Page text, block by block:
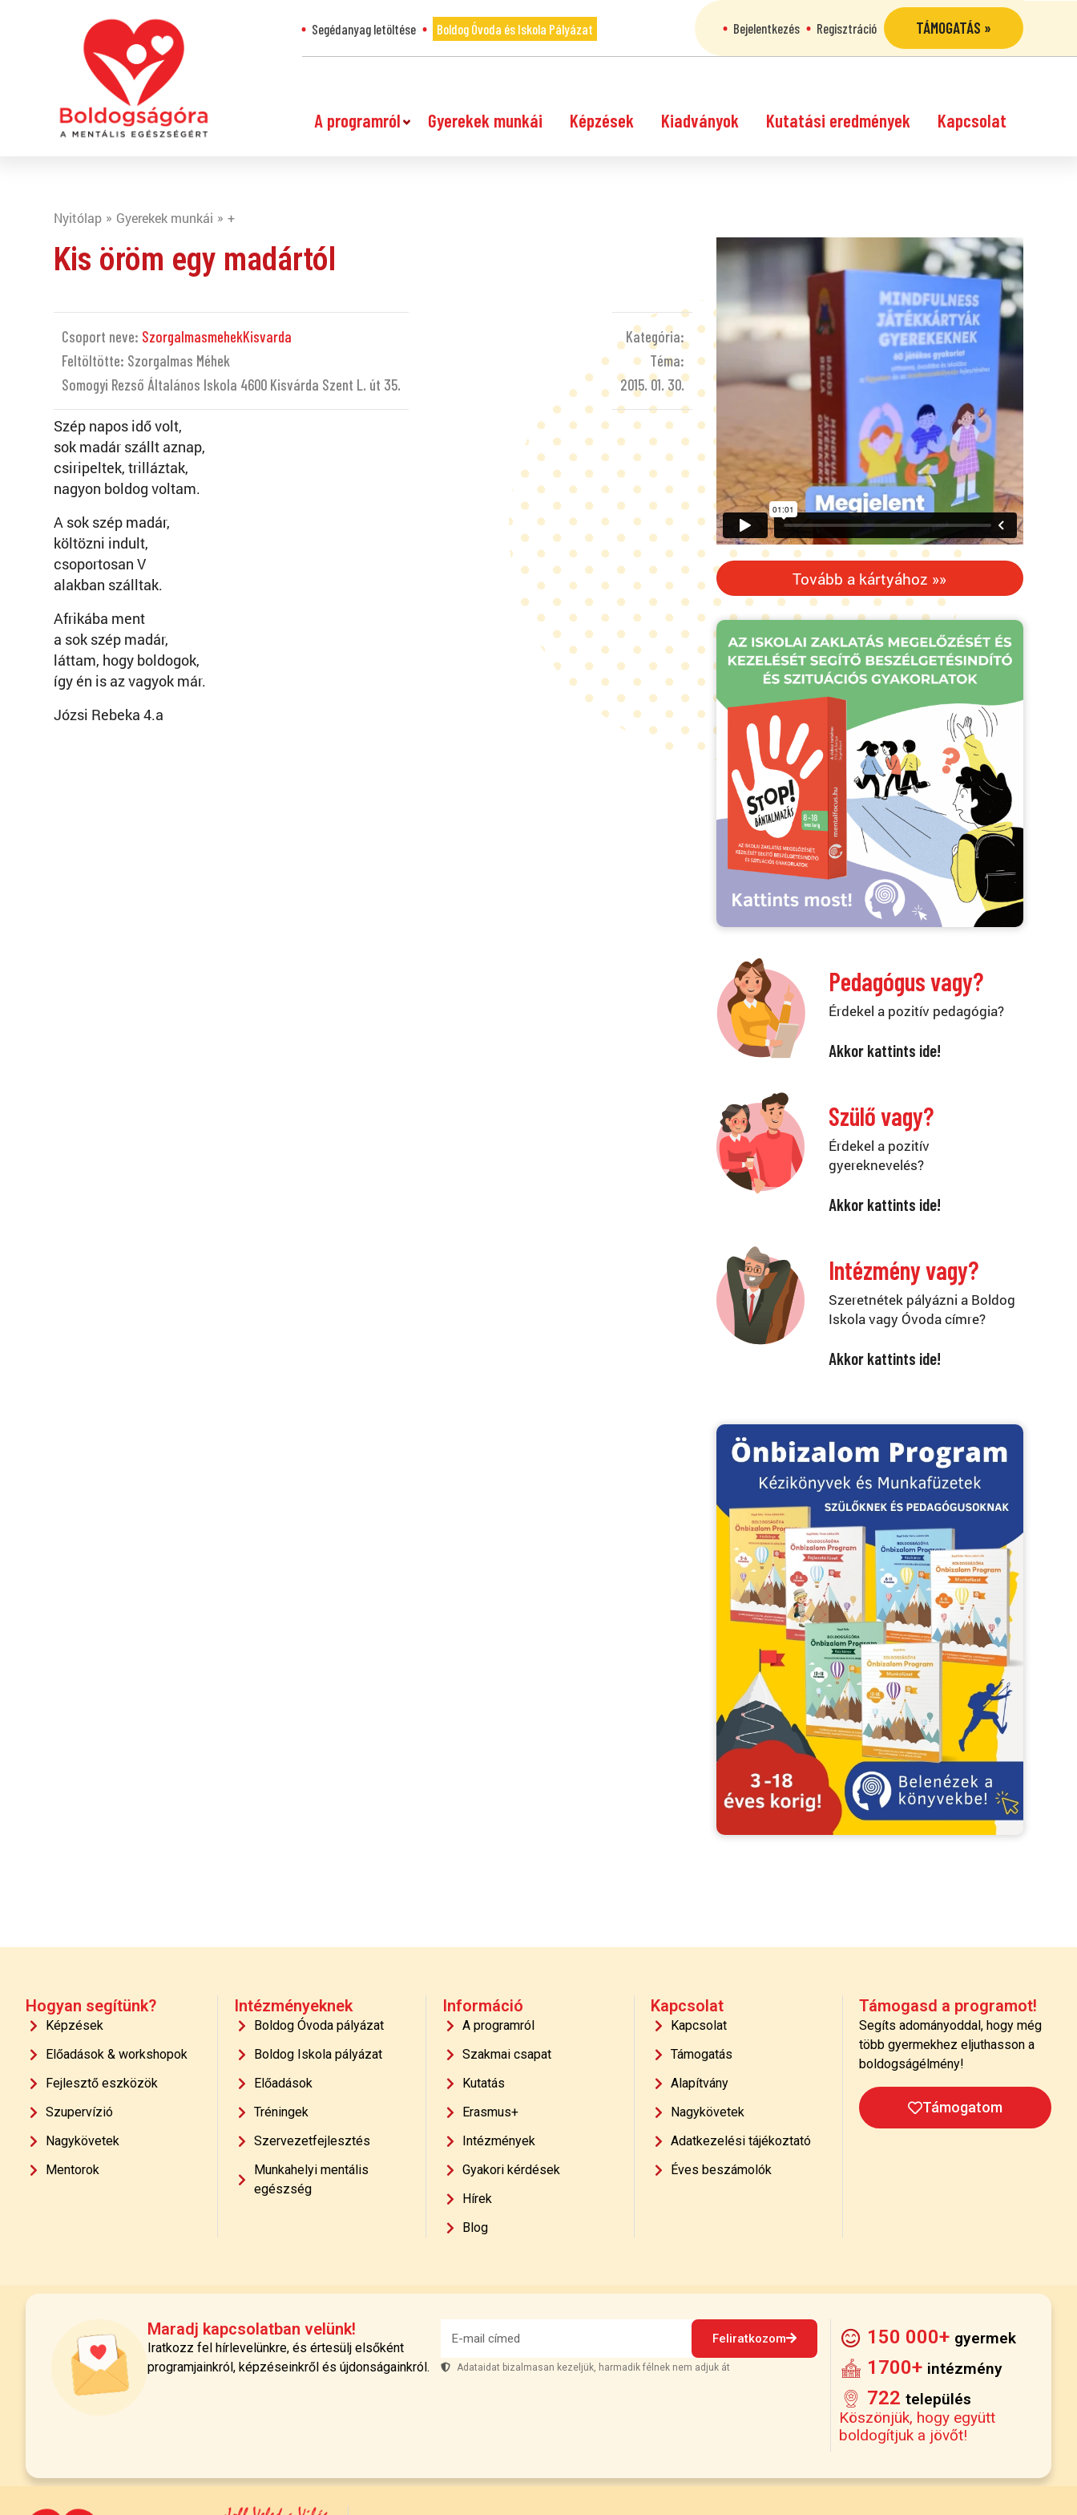
Segédanyag letöltése Boldog Óvoda és Iskola Pályázat Bejelentkezés Regisztráció TÁMOGATÁS »
A programról Gyerekek munkái Képzések Kiadványok Kutatási eredmények Kapcsolat
Nyitólap Gyerekek munkái +
Kis öröm egy madártól
Csoport neve: SzorgalmasmehekKisvarda
Feltöltötte: Szorgalmas Méhek
Somogyi Rezső Általános Iskola 4600 Kisvárda Szent L. út 35.
Kategória:
Téma:
2015. 01. 30.
Szép napos idő volt,
sok madár szállt aznap,
csiripeltek, trilláztak,
nagyon boldog voltam.
A sok szép madár,
költözni indult,
csoportosan V
alakban szálltak.
Afrikába ment
a sok szép madár,
láttam, hogy boldogok,
így én is az vagyok már.
Józsi Rebeka 4.a
Tovább a kártyához »»
Pedagógus vagy?
Érdekel a pozitív pedagógia?
Akkor kattints ide!
Szülő vagy?
Érdekel a pozitív
gyereknevelés?
Akkor kattints ide!
Intézmény vagy?
Szeretnétek pályázni a Boldog
Iskola vagy Óvoda címre?
Akkor kattints ide!
Hogyan segítünk?
Képzések
Előadások & workshopok
Fejlesztő eszközök
Szupervízió
Nagykövetek
Mentorok
Intézményeknek
Boldog Óvoda pályázat
Boldog Iskola pályázat
Előadások
Tréningek
Szervezetfejlesztés
Munkahelyi mentális
egészség
Információ
A programról
Szakmai csapat
Kutatás
Erasmus+
Intézmények
Gyakori kérdések
Hírek
Blog
Kapcsolat
Kapcsolat
Támogatás
Alapítvány
Nagykövetek
Adatkezelési tájékoztató
Éves beszámolók
Támogasd a programot!
Segíts adományoddal, hogy még
több gyermekhez eljuthasson a
boldogságélmény!
Támogatom
Maradj kapcsolatban velünk!
Iratkozz fel hírlevelünkre, és értesülj elsőként
programjainkról, képzéseinkről és újdonságainkról.
Feliratkozom
Adataidat bizalmasan kezeljük, harmadik félnek nem adjuk át
150 000+ gyermek
1700+ intézmény
722 település
Köszönjük, hogy együtt
boldogítjuk a jövőt!